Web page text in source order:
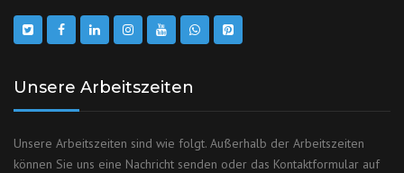
Unsere Arbeitszeiten
Unsere Arbeitszeiten sind wie folgt. Außerhalb der Arbeitszeiten
können Sie uns eine Nachricht senden oder das Kontaktformular auf